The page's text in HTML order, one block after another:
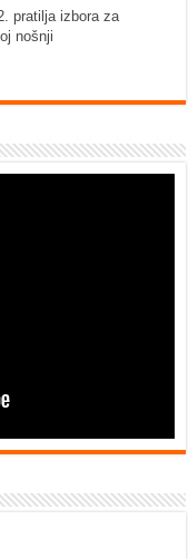
pratilja izbora za
nošnji